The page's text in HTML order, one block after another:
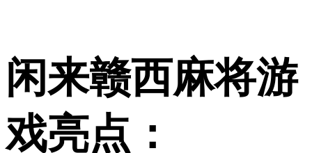
闲来赣西麻将游
戏亮点：